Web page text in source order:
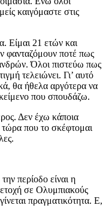
καιγόμαστε στις
Είμαι 21 ετών και
φανταζόμουν ποτέ πως
Όλοι πιστεύω πως
τελειώνει. Γι’ αυτό
θα ήθελα αργότερα να
που σπουδάζω.
Δεν έχω κάποια
τώρα που το σκέφτομαι
περίοδο είναι η
σε Ολυμπιακούς
πραγματικότητα. Ε,